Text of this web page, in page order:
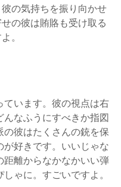
の気持ちを振り向かせ
の彼は賄賂も受け取る
。
ています。彼の視点は右
なふうにすべきか指図
の彼はたくさんの銃を保
好きです。いいじゃな
距離からなかなかいい弾
ゃに。すごいですよ。